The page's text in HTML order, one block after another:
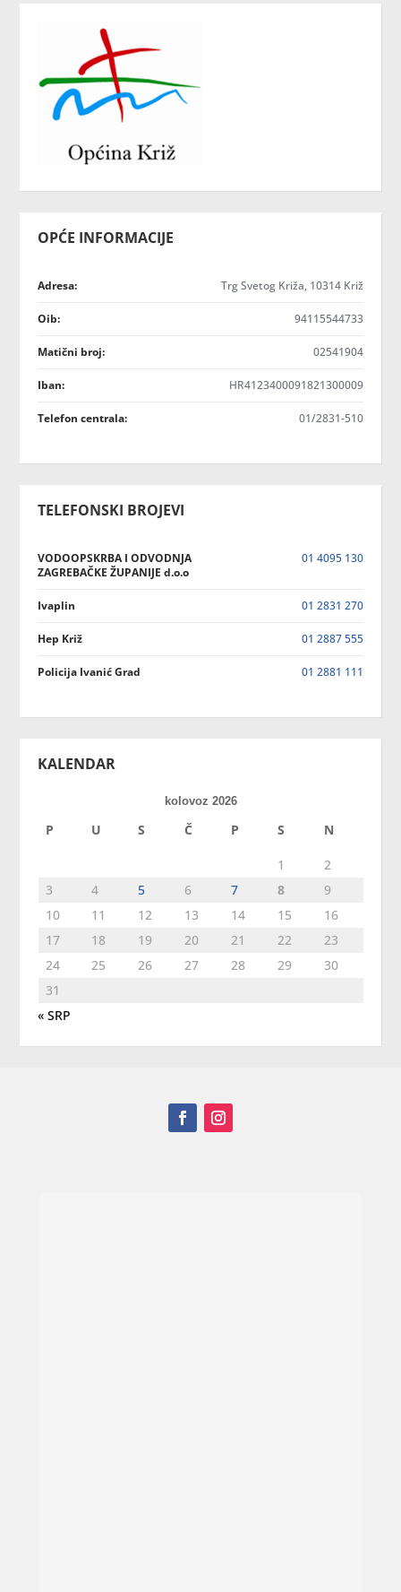
OPĆE INFORMACIJE
Adresa: Trg Svetog Križa, 10314 Križ
Oib: 94115544733
Matični broj: 02541904
Iban: HR4123400091821300009
Telefon centrala: 01/2831-510
TELEFONSKI BROJEVI
VODOOPSKRBA I ODVODNJA
ZAGREBAČKE ŽUPANIJE d.o.o
01 4095 130
Ivaplin 01 2831 270
Hep Križ 01 2887 555
Policija Ivanić Grad 01 2881 111
KALENDAR
kolovoz 2026
P U S Č P S N
1
2
3
4 5 6 7 8
9
10
11 12 13 14 15
16
17
18 19 20 21 22
23
24
25 26 27 28 29
30
31
« SRP